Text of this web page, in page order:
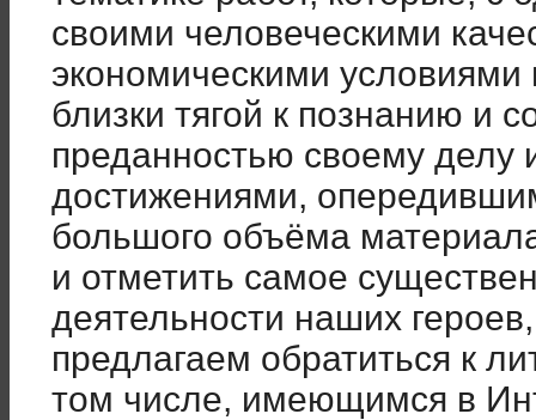
своими человеческими
экономическими условиями
близки тягой к познанию и
преданностью своему
достижениями,
большого объёма
и отметить самое
деятельности наших
предлагаем обратиться к
том числе, имеющимся в